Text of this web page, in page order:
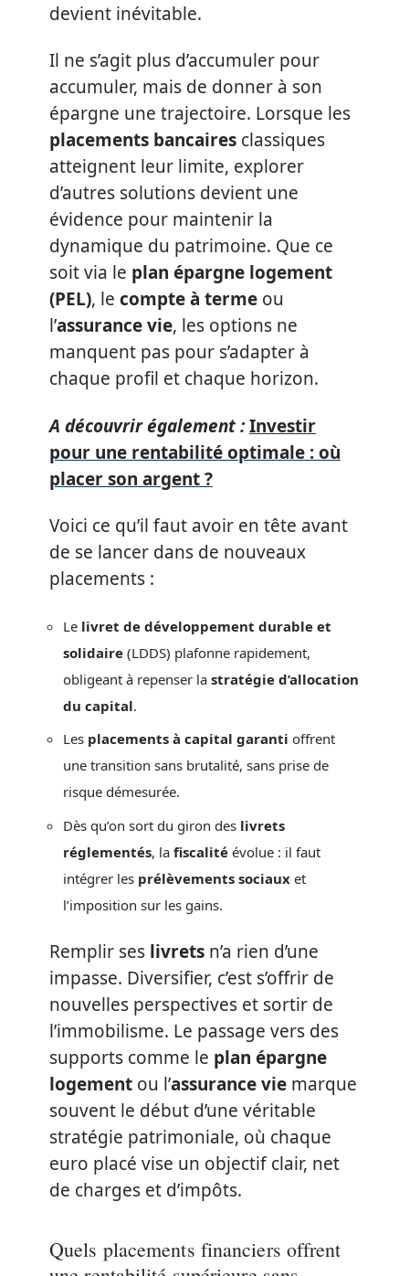
devient inévitable.
Il ne s’agit plus d’accumuler pour
accumuler, mais de donner à son
épargne une trajectoire. Lorsque les
placements bancaires classiques
atteignent leur limite, explorer
d’autres solutions devient une
évidence pour maintenir la
dynamique du patrimoine. Que ce
soit via le plan épargne logement
(PEL), le compte à terme ou
l’assurance vie, les options ne
manquent pas pour s’adapter à
chaque profil et chaque horizon.
A découvrir également :Investir
pour une rentabilité optimale : où
placer son argent ?
Voici ce qu’il faut avoir en tête avant
de se lancer dans de nouveaux
placements :
Le livret de développement durable et
solidaire (LDDS) plafonne rapidement,
obligeant à repenser la stratégie d’allocation
du capital.
Les placements à capital garanti offrent
une transition sans brutalité, sans prise de
risque démesurée.
Dès qu’on sort du giron des livrets
réglementés, la fiscalité évolue : il faut
intégrer les prélèvements sociaux et
l’imposition sur les gains.
Remplir ses livrets n’a rien d’une
impasse. Diversifier, c’est s’offrir de
nouvelles perspectives et sortir de
l’immobilisme. Le passage vers des
supports comme le plan épargne
logement ou l’assurance vie marque
souvent le début d’une véritable
stratégie patrimoniale, où chaque
euro placé vise un objectif clair, net
de charges et d’impôts.
Quels placements financiers offrent